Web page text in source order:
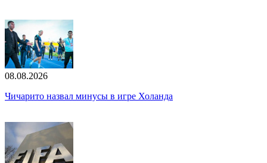
08.08.2026
Чичарито назвал минусы в игре Холанда